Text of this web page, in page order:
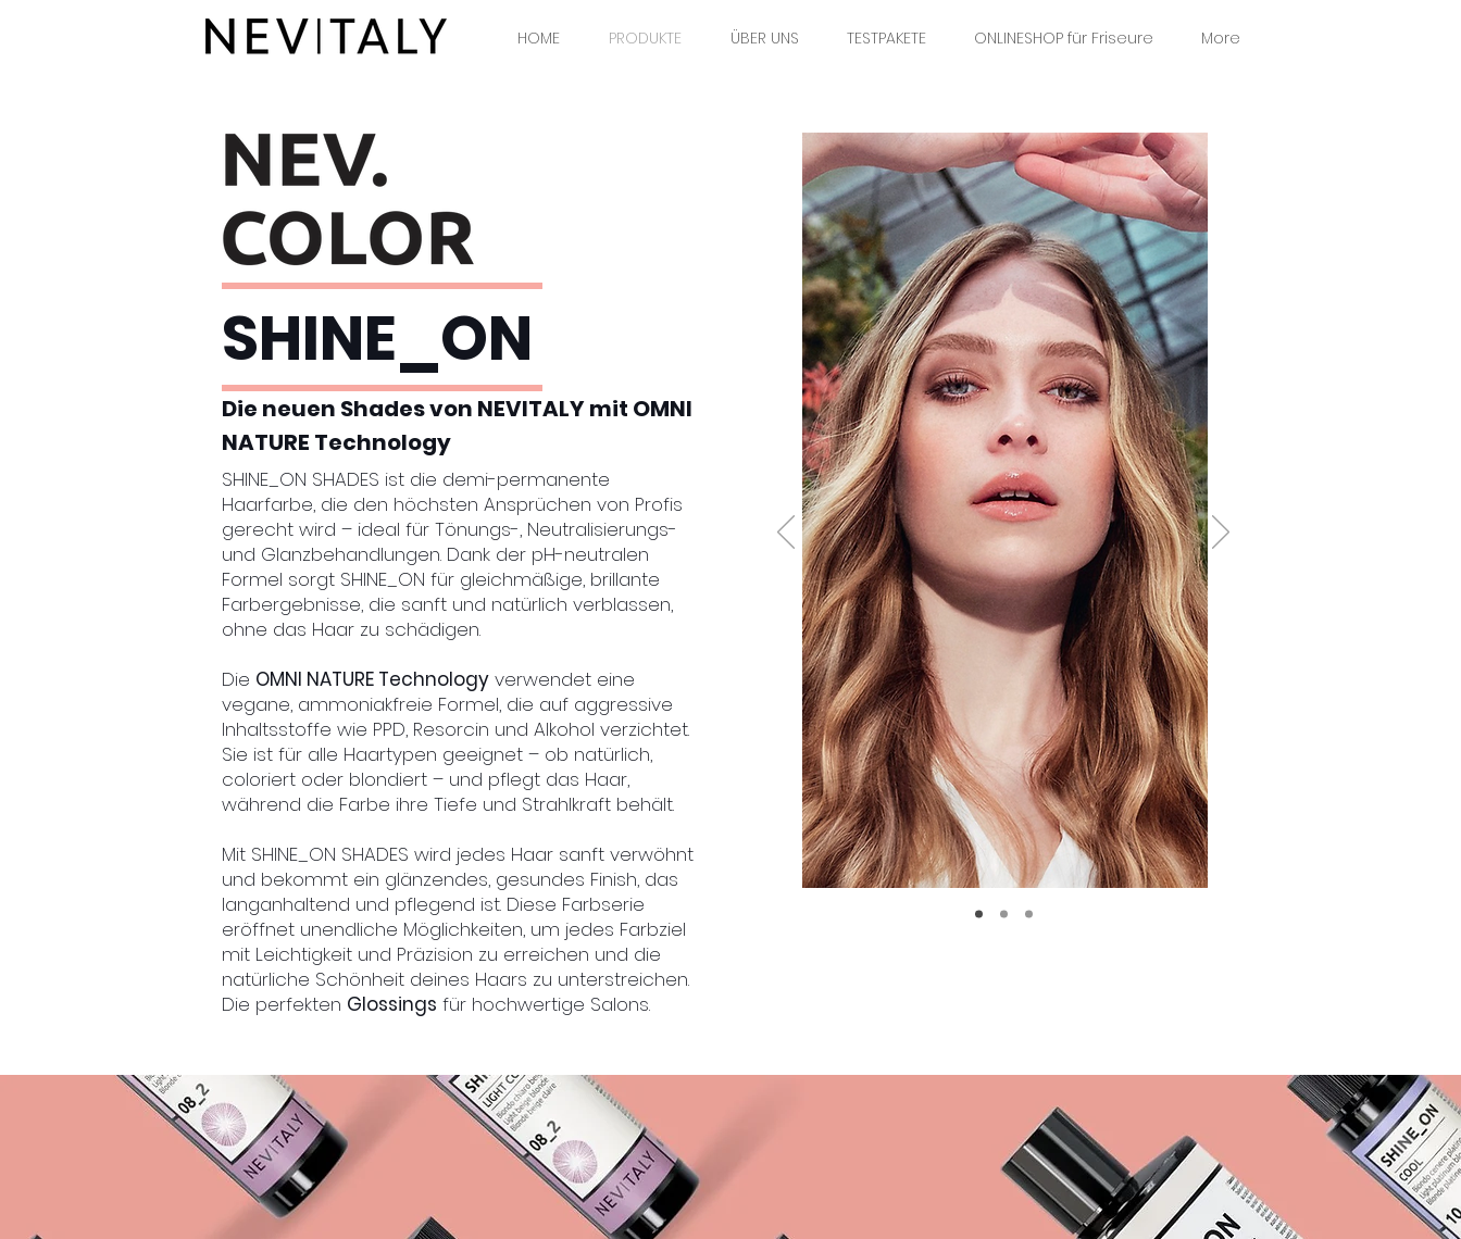
HOME PRODUKTE ÜBER UNS TESTPAKETE ONLINESHOP für Friseure More
SHINE_ON
Die neuen Shades von NEVITALY mit OMNI
NATURE Technology
SHINE_ON SHADES ist die demi-permanente
Haarfarbe, die den höchsten Ansprüchen von Profis
gerecht wird – ideal für Tönungs-, Neutralisierungs-
und Glanzbehandlungen. Dank der pH-neutralen
Formel sorgt SHINE_ON für gleichmäßige, brillante
Farbergebnisse, die sanft und natürlich verblassen,
ohne das Haar zu schädigen.
Die OMNI NATURE Technology verwendet eine
vegane, ammoniakfreie Formel, die auf aggressive
Inhaltsstoffe wie PPD, Resorcin und Alkohol verzichtet.
Sie ist für alle Haartypen geeignet – ob natürlich,
coloriert oder blondiert – und pflegt das Haar,
während die Farbe ihre Tiefe und Strahlkraft behält.
Mit SHINE_ON SHADES wird jedes Haar sanft verwöhnt
und bekommt ein glänzendes, gesundes Finish, das
langanhaltend und pflegend ist. Diese Farbserie
eröffnet unendliche Möglichkeiten, um jedes Farbziel
mit Leichtigkeit und Präzision zu erreichen und die
natürliche Schönheit deines Haars zu unterstreichen.
Die perfekten Glossings für hochwertige Salons.